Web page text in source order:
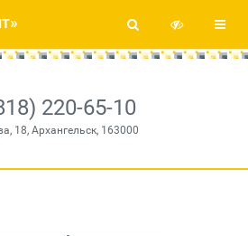
220-65-10
18, Архангельск, 163000